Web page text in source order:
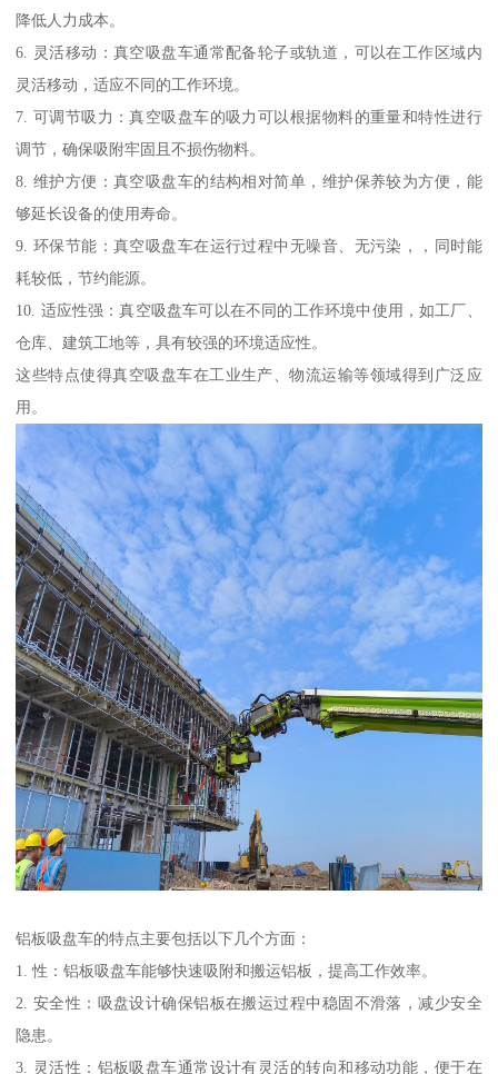
降低人力成本。
6. 灵活移动：真空吸盘车通常配备轮子或轨道，可以在工作区域内
灵活移动，适应不同的工作环境。
7. 可调节吸力：真空吸盘车的吸力可以根据物料的重量和特性进行
调节，确保吸附牢固且不损伤物料。
8. 维护方便：真空吸盘车的结构相对简单，维护保养较为方便，能
够延长设备的使用寿命。
9. 环保节能：真空吸盘车在运行过程中无噪音、无污染，，同时能
耗较低，节约能源。
10. 适应性强：真空吸盘车可以在不同的工作环境中使用，如工厂、
仓库、建筑工地等，具有较强的环境适应性。
这些特点使得真空吸盘车在工业生产、物流运输等领域得到广泛应
用。
铝板吸盘车的特点主要包括以下几个方面：
1. 性：铝板吸盘车能够快速吸附和搬运铝板，提高工作效率。
2. 安全性：吸盘设计确保铝板在搬运过程中稳固不滑落，减少安全
隐患。
3. 灵活性：铝板吸盘车通常设计有灵活的转向和移动功能，便于在